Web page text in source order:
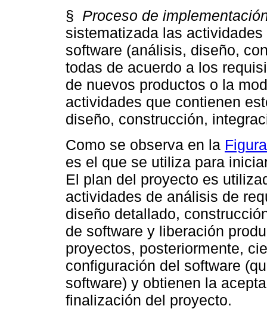
§ Proceso de
sistematizada las
software (análisis, diseño,
todas de acuerdo a los
de nuevos productos o la
actividades que contienen
diseño, construcción,
Como se observa en la
es el que se utiliza para
El plan del proyecto es
actividades de análisis de
diseño detallado,
de software y liberación
proyectos, posteriormente,
configuración del software
software) y obtienen la
finalización del proyecto.